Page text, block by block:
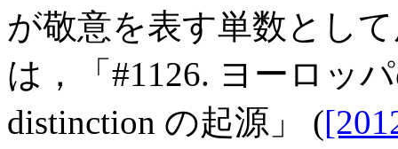
が敬意を表す単数とし
は，「#1126. ヨーロッ
distinction の起源」 (